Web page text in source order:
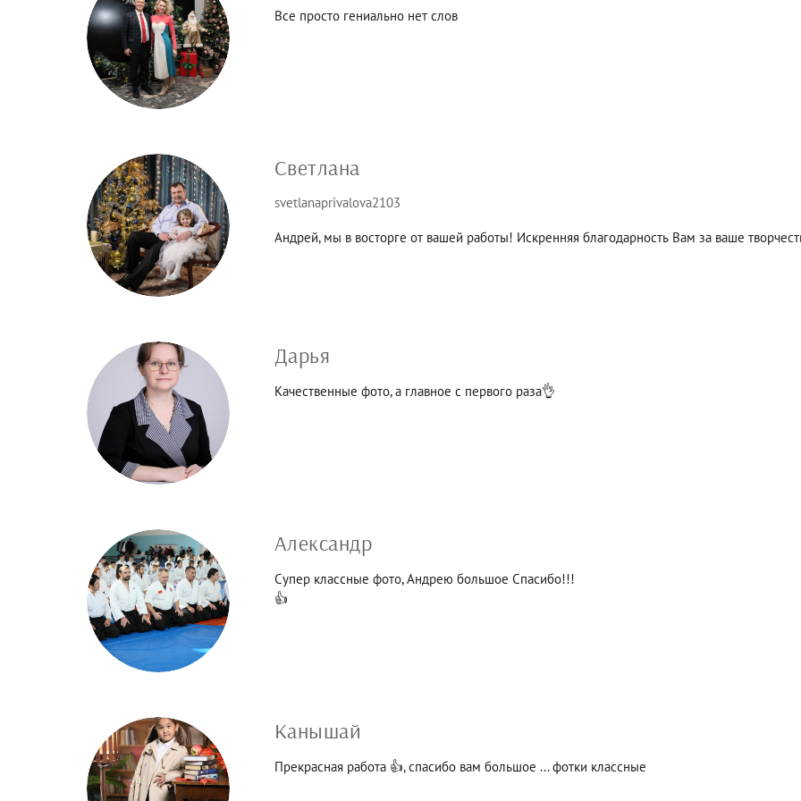
Все просто гениально нет слов
Светлана
svetlanaprivalova2103
Андрей, мы в восторге от вашей работы! Искренняя благодарность Вам за ваше
Дарья
Качественные фото, а главное с первого раза👌
Александр
Супер классные фото, Андрею большое Спасибо!!!
👍
Канышай
Прекрасная работа 👍, спасибо вам большое ... фотки классные